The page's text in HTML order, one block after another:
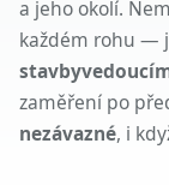
a jeho okolí.
každém rohu —
zaměření po
nezávazné, i